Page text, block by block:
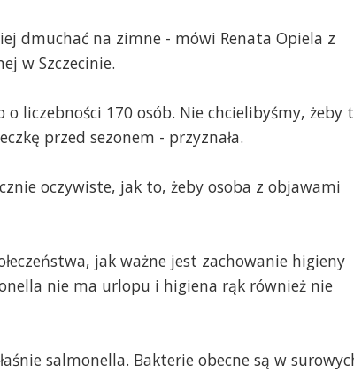
dmuchać na zimne - mówi Renata Opiela z
w Szczecinie.
liczebności 170 osób. Nie chcielibyśmy, żeby
przed sezonem - przyznała.
oczywiste, jak to, żeby osoba z objawami
jak ważne jest zachowanie higieny
nie ma urlopu i higiena rąk również nie
salmonella. Bakterie obecne są w